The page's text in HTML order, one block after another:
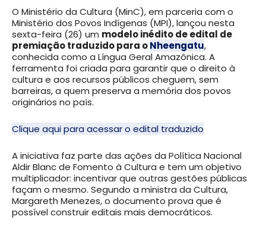
O Ministério da Cultura (MinC), em parceria com o
Ministério dos Povos Indígenas (MPI), lançou nesta
sexta-feira (26) um modelo inédito de edital de
premiação traduzido para oNheengatu,
conhecida como a Língua Geral Amazônica. A
ferramenta foi criada para garantir que o direito à
cultura e aos recursos públicos cheguem, sem
barreiras, a quem preserva a memória dos povos
originários no país.
Clique aqui para acessar o edital traduzido
A iniciativa faz parte das ações da Política Nacional
Aldir Blanc de Fomento à Cultura e tem um objetivo
multiplicador: incentivar que outras gestões públicas
façam o mesmo. Segundo a ministra da Cultura,
Margareth Menezes, o documento prova que é
possível construir editais mais democráticos.